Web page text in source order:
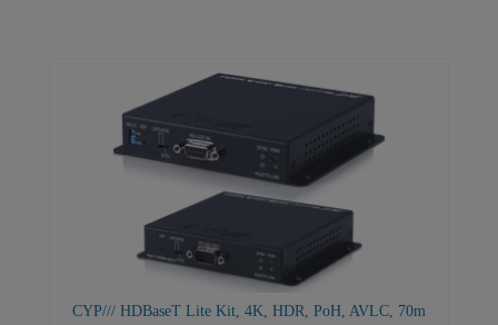
CYP/// HDBaseT Lite Kit, 4K, HDR, PoH, AVLC, 70m